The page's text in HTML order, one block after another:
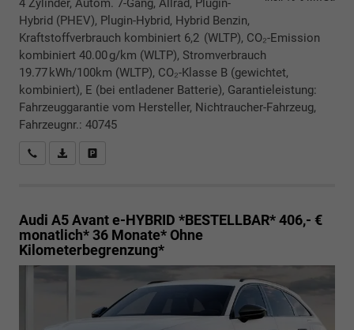
Hybrid (PHEV), Plugin-Hybrid, Hybrid Benzin,
Kraftstoffverbrauch kombiniert 6,2 (WLTP), CO₂-Emission
kombiniert 40.00 g/km (WLTP), Stromverbrauch
19.77 kWh/100km (WLTP), CO₂-Klasse B (gewichtet,
kombiniert), E (bei entladener Batterie), Garantieleistung:
Fahrzeuggarantie vom Hersteller, Nichtraucher-Fahrzeug,
Fahrzeugnr.: 40745
Rückrufbitte absenden
PDF-Datei, Fahrzeugexposé drucken
Audi A5 Avante-HYBRID *BESTELLBAR* 406,- €
monatlich* 36 Monate* Ohne
Kilometerbegrenzung*